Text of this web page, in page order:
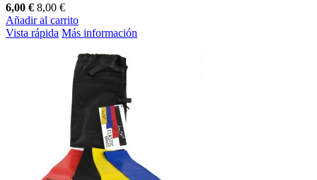
6,00 € 8,00 €
Añadir al carrito
Vista rápida Más información